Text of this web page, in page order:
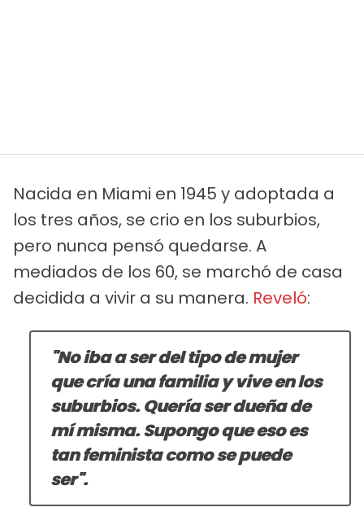
Nacida en Miami en 1945 y adoptada a
los tres años, se crio en los suburbios,
pero nunca pensó quedarse. A
mediados de los 60, se marchó de casa
decidida a vivir a su manera. Reveló:
"No iba a ser del tipo de mujer
que cría una familia y vive en los
suburbios. Quería ser dueña de
mí misma. Supongo que eso es
tan feminista como se puede
ser".